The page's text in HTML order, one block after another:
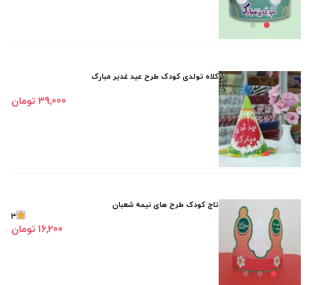
کلاه تولدی کودک طرح عید غدیر مبارک
39٬000 تومان
تاج کودک طرح های نیمه شعبان
3
16٬200 تومان